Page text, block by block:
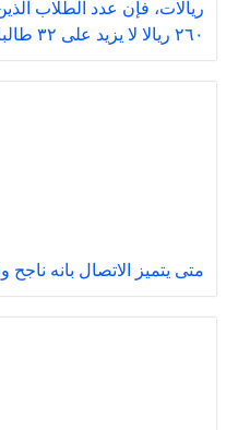
ريالات، فإن عدد الطلاب
٢٦٠ ريالا لا يزيد على ٣٢ طالبا. صواب خطأ
متى يتميز الاتصال بانه ناجح